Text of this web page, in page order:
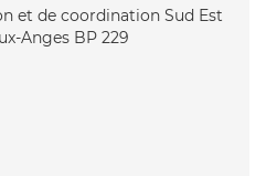
et de coordination Sud Est
Anges BP 229